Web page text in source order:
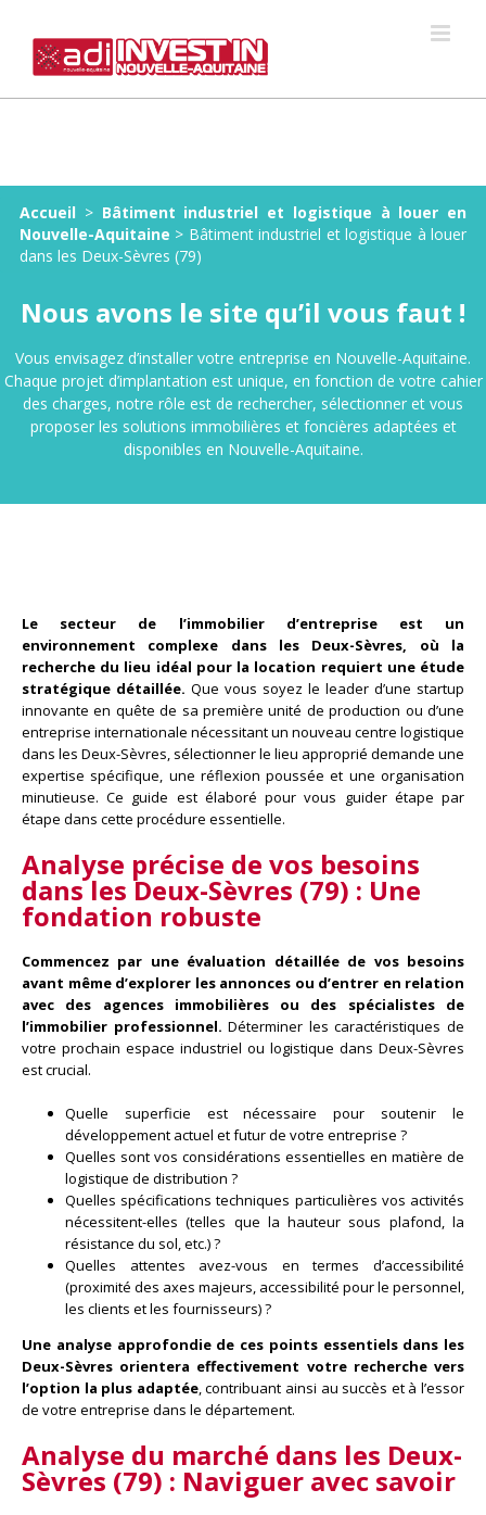
content
Accueil > Bâtiment industriel et logistique à louer en
Nouvelle-Aquitaine > Bâtiment industriel et logistique à louer
dans les Deux-Sèvres (79)
Nous avons le site qu’il vous faut !
Vous envisagez d’installer votre entreprise en Nouvelle-Aquitaine.
Chaque projet d’implantation est unique, en fonction de votre cahier
des charges, notre rôle est de rechercher, sélectionner et vous
proposer les solutions immobilières et foncières adaptées et
disponibles en Nouvelle-Aquitaine.
Le secteur de l’immobilier d’entreprise est un
environnement complexe dans les Deux-Sèvres, où la
recherche du lieu idéal pour la location requiert une étude
stratégique détaillée. Que vous soyez le leader d’une startup
innovante en quête de sa première unité de production ou d’une
entreprise internationale nécessitant un nouveau centre logistique
dans les Deux-Sèvres, sélectionner le lieu approprié demande une
expertise spécifique, une réflexion poussée et une organisation
minutieuse. Ce guide est élaboré pour vous guider étape par
étape dans cette procédure essentielle.
Analyse précise de vos besoins
dans les Deux-Sèvres (79) : Une
fondation robuste
Commencez par une évaluation détaillée de vos besoins
avant même d’explorer les annonces ou d’entrer en relation
avec des agences immobilières ou des spécialistes de
l’immobilier professionnel. Déterminer les caractéristiques de
votre prochain espace industriel ou logistique dans Deux-Sèvres
est crucial.
Quelle superficie est nécessaire pour soutenir le
développement actuel et futur de votre entreprise ?
Quelles sont vos considérations essentielles en matière de
logistique de distribution ?
Quelles spécifications techniques particulières vos activités
nécessitent-elles (telles que la hauteur sous plafond, la
résistance du sol, etc.) ?
Quelles attentes avez-vous en termes d’accessibilité
(proximité des axes majeurs, accessibilité pour le personnel,
les clients et les fournisseurs) ?
Une analyse approfondie de ces points essentiels dans les
Deux-Sèvres orientera effectivement votre recherche vers
l’option la plus adaptée, contribuant ainsi au succès et à l’essor
de votre entreprise dans le département.
Analyse du marché dans les Deux-
Sèvres (79) : Naviguer avec savoir